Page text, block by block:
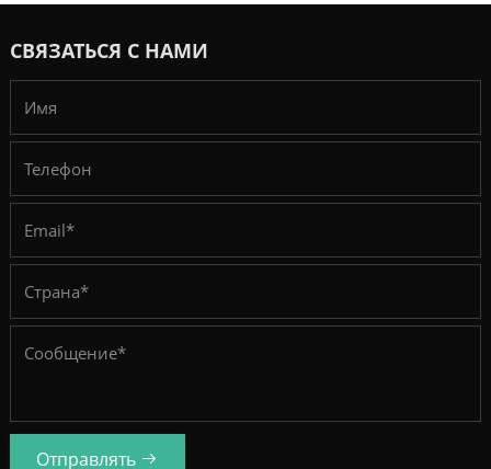
СВЯЗАТЬСЯ С НАМИ
Отправлять